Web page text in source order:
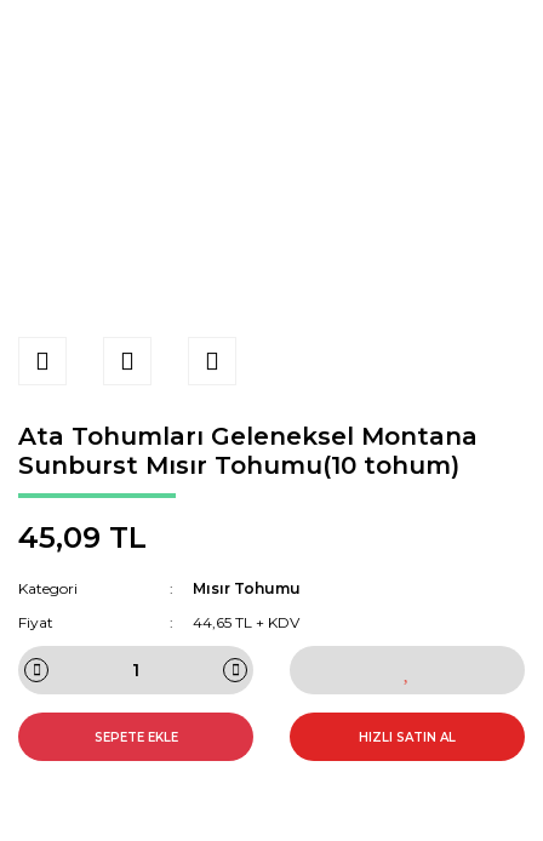
Ata Tohumları Geleneksel Montana
Sunburst Mısır Tohumu(10 tohum)
45,09 TL
Kategori
Mısır Tohumu
Fiyat
44,65 TL + KDV
SEPETE EKLE HIZLI SATIN AL